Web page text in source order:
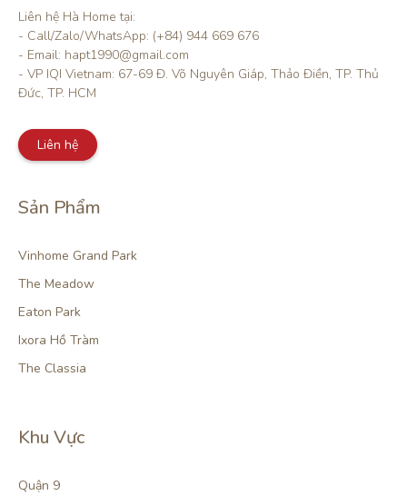
Liên hệ Hà Home tại:
- Call/Zalo/WhatsApp: (+84) 944 669 676
- Email: hapt1990@gmail.com
- VP IQI Vietnam: 67-69 Đ. Võ Nguyên Giáp, Thảo Điền, TP. Thủ
Đức, TP. HCM
Liên hệ
Sản Phẩm
Vinhome Grand Park
The Meadow
Eaton Park
Ixora Hồ Tràm
The Classia
Khu Vực
Quận 9